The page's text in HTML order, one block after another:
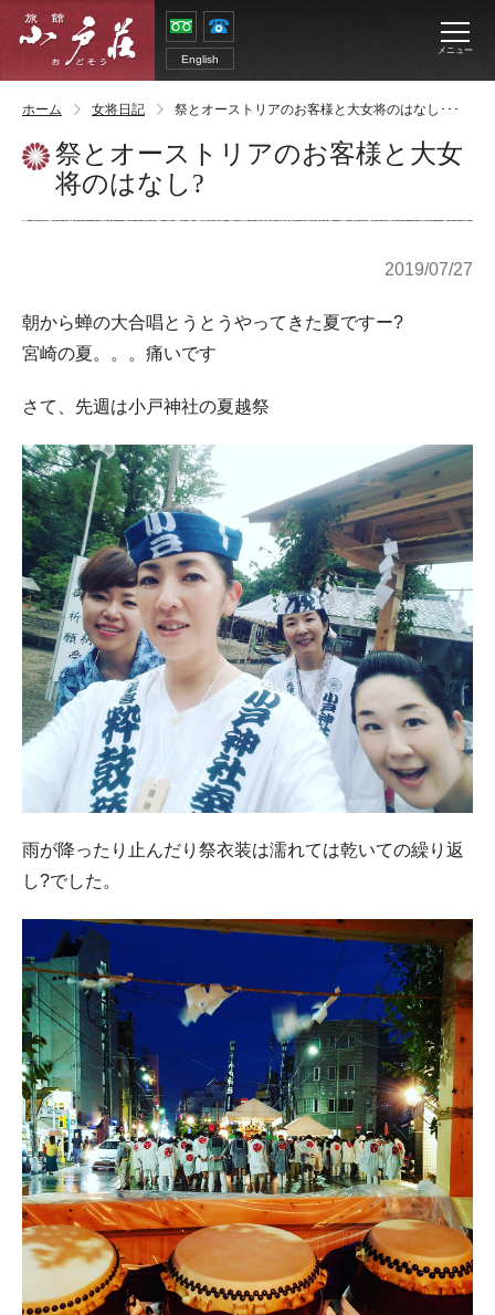
English
メニュー
ホーム 女将日記 祭とオーストリアのお客様と大女将のはなし･･･
祭とオーストリアのお客様と大女
将のはなし?
2019/07/27
朝から蝉の大合唱とうとうやってきた夏ですー?
宮崎の夏。。。痛いです
さて、先週は小戸神社の夏越祭
雨が降ったり止んだり祭衣装は濡れては乾いての繰り返
し?でした。